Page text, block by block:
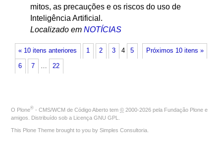
mitos, as precauções e os riscos do uso de
Inteligência Artificial.
Localizado em NOTÍCIAS
« 10 itens anteriores Próximos 10 itens »
1 2 3 4 5
6 7 … 22
O Plone® - CMS/WCM de Código Aberto tem © 2000-2026 pela Fundação Plone e
amigos. Distribuído sob a Licença GNU GPL
This Plone Theme brought to you by Simples Consultoria